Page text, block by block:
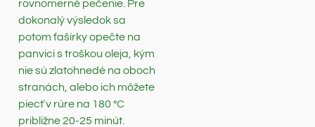
rovnomerné pečenie. Pre
dokonalý výsledok sa
potom fašírky opečte na
panvici s troškou oleja, kým
nie sú zlatohnedé na oboch
stranách, alebo ich môžete
piecť v rúre na 180 °C
približne 20-25 minút.